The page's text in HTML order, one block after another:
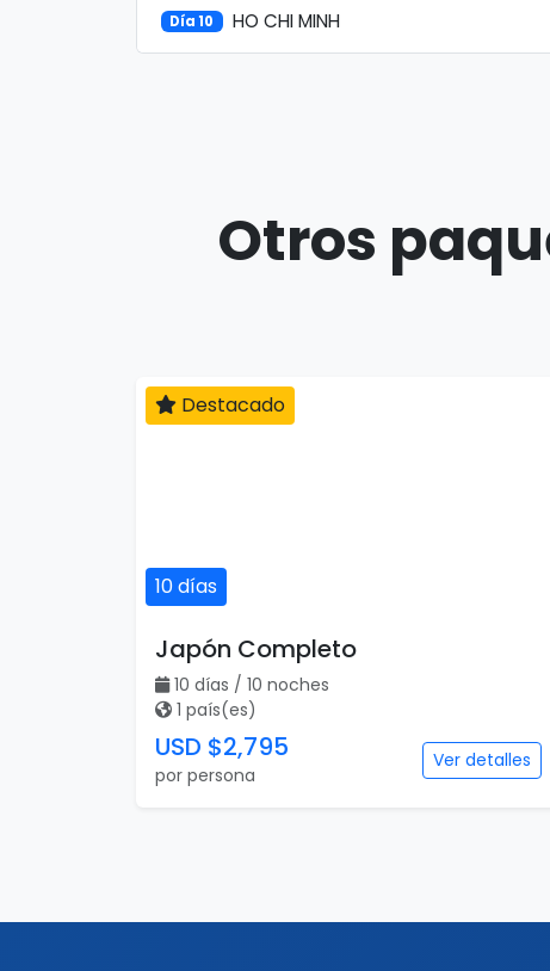
Día 10 HO CHI MINH
Otros
10 días
Destacado
Japón Completo
10 días / 10 noches
1 país(es)
USD $2,795
por persona
Ver detalles